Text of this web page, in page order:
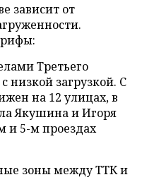
зависит от
Третьего
низкой загрузкой. С
на 12 улицах, в
Якушина и Игоря
и 5-м проездах
зоны между ТТК и